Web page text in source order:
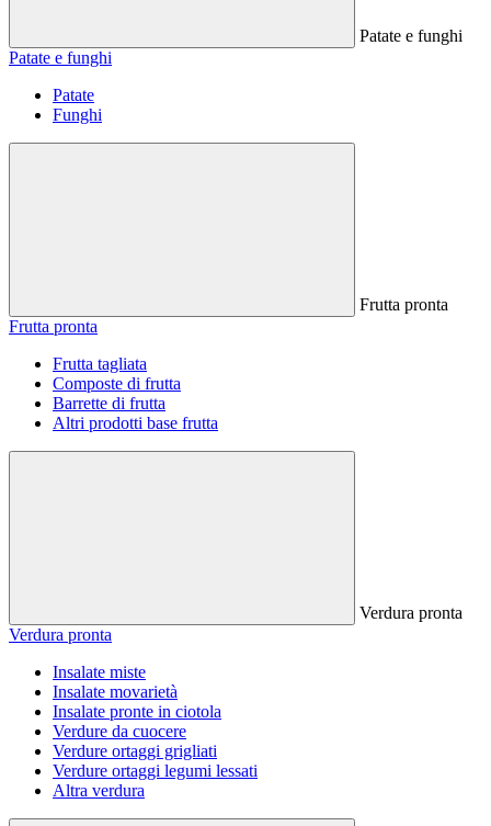
Patate e funghi
Patate e funghi
Patate
Funghi
Frutta pronta
Frutta pronta
Frutta tagliata
Composte di frutta
Barrette di frutta
Altri prodotti base frutta
Verdura pronta
Verdura pronta
Insalate miste
Insalate movarietà
Insalate pronte in ciotola
Verdure da cuocere
Verdure ortaggi grigliati
Verdure ortaggi legumi lessati
Altra verdura